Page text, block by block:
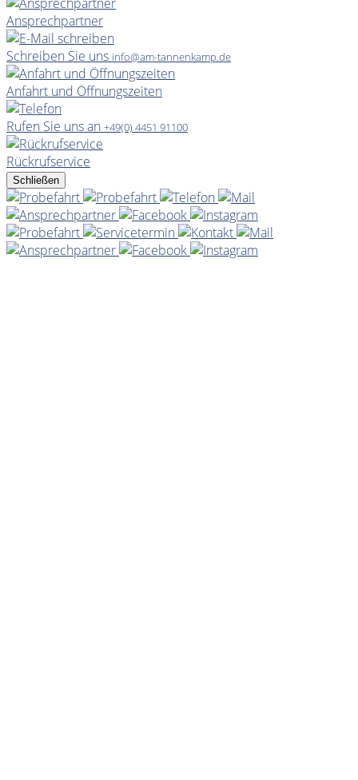
Ansprechpartner
Schreiben Sie uns info@am-tannenkamp.de
Anfahrt und Öffnungszeiten
Rufen Sie uns an +49(0) 4451 91100
Rückrufservice
Schließen